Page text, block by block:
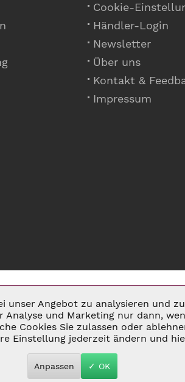
Cookie-
Händler-Login
Newsletter
Über uns
Kontakt &
Impressum
VERSANDKOSTEN UND GGF.
unser Angebot zu analysieren und
und Marketing nur dann,
Cookies Sie zulassen oder
Einstellung jederzeit ändern und
Anpassen ✓ OK